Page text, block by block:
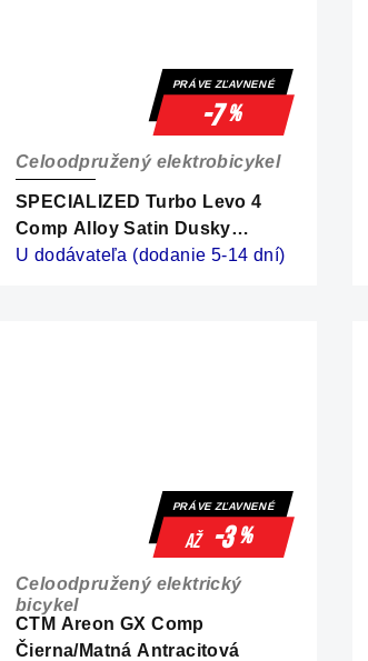
PRÁVE ZĽAVNENÉ
-7%
SPECIALIZED Turbo Levo 4
Comp Alloy Satin Dusky
Pink/Cypress Metallic
Celoodpružený elektrobicykel
U dodávateľa (dodanie 5-14 dní)
PRÁVE ZĽAVNENÉ
až -3%
CTM Areon GX Comp
Čierna/Matná Antracitová
Celoodpružený elektrický
bicykel